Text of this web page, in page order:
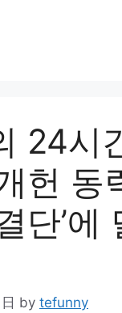
24시
헌 동
단’에
by tefunny